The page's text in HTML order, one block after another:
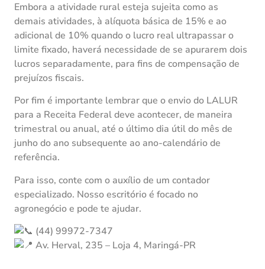
Embora a atividade rural esteja sujeita como as
demais atividades, à alíquota básica de 15% e ao
adicional de 10% quando o lucro real ultrapassar o
limite fixado, haverá necessidade de se apurarem dois
lucros separadamente, para fins de compensação de
prejuízos fiscais.
Por fim é importante lembrar que o envio do LALUR
para a Receita Federal deve acontecer, de maneira
trimestral ou anual, até o último dia útil do mês de
junho do ano subsequente ao ano-calendário de
referência.
Para isso, conte com o auxílio de um contador
especializado. Nosso escritório é focado no
agronegócio e pode te ajudar.
(44) 99972-7347
Av. Herval, 235 – Loja 4, Maringá-PR